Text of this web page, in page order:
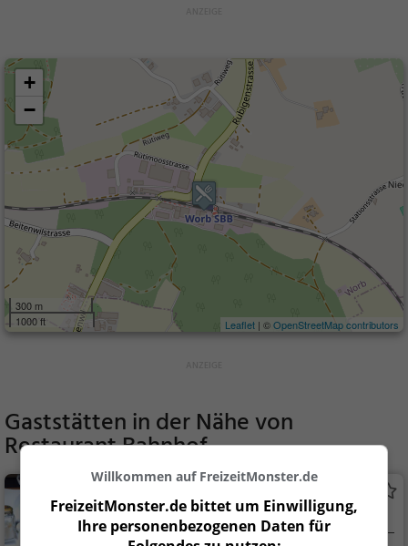
+
−
300 m
1000 ft
Leaflet | ©OpenStreetMap contributors
Gaststätten in der Nähe von
Restaurant Bahnhof
Restaurant in Rubigen
Willkommen auf FreizeitMonster.de
FreizeitMonster.de bittet um Einwilligung,
Ihre personenbezogenen Daten für